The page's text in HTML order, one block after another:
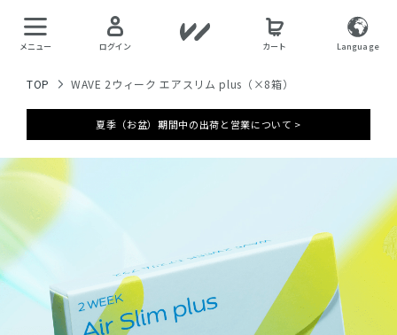
メニュー ログイン カート Language
TOP WAVE 2ウィーク エアスリム plus（×8箱）
夏季（お盆）期間中の出荷と営業について >